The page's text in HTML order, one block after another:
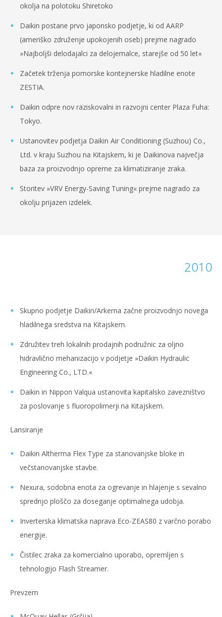
okolja na polotoku Shiretoko
Daikin postane prvo japonsko podjetje, ki od AARP
(ameriško združenje upokojenih oseb) prejme nagrado
»Najboljši delodajalci za delojemalce, starejše od 50 let«
Začetek trženja pomorske kontejnerske hladilne enote
ZESTIA.
Daikin odpre nov raziskovalni in razvojni center Plaza Fuha:
Tokyo.
Ustanovitev podjetja Daikin Air Conditioning (Suzhou) Co.,
Ltd. v kraju Suzhou na Kitajskem, ki je Daikinova največja
baza za proizvodnjo opreme za klimatiziranje zraka.
Storitev »VRV Energy-Saving Tuning« prejme nagrado za
okolju prijazen izdelek.
2010
Skupno podjetje Daikin/Arkema začne proizvodnjo novega
hladilnega sredstva na Kitajskem.
Združitev treh lokalnih prodajnih podružnic za oljno
hidravlično mehanizacijo v podjetje »Daikin Hydraulic
Engineering Co., LTD.«
Daikin in Nippon Valqua ustanovita kapitalsko zavezništvo
za poslovanje s fluoropolimerji na Kitajskem.
Lansiranje
Daikin Altherma Flex Type za stanovanjske bloke in
večstanovanjske stavbe.
Nexura, sodobna enota za ogrevanje in hlajenje s sevalno
sprednjo ploščo za doseganje optimalnega udobja.
Inverterska klimatska naprava Eco-ZEAS80 z varčno porabo
energije.
Čistilec zraka za komercialno uporabo, opremljen s
tehnologijo Flash Streamer.
Prevzem